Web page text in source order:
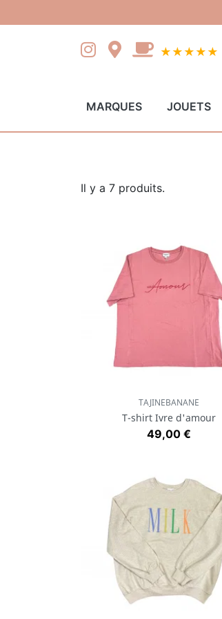
★★★★★
MARQUES JOUETS
Il y a 7 produits.
Aperçu rapide
TAJINEBANANE
T-shirt Ivre d'amour
Prix
49,00 €